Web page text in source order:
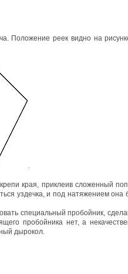
Положение реек видно на
.
края, приклеив сложенный
уздечка, и под натяжением она
специальный пробойник,
пробойника нет, а
дырокол.